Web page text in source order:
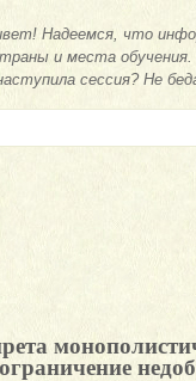
Надеемся, что
и места
сессия? Не